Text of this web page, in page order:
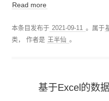
Read more
本条目发布于 2021-09-11 。属于
类， 作者是 王半仙 。
基于Excel的数